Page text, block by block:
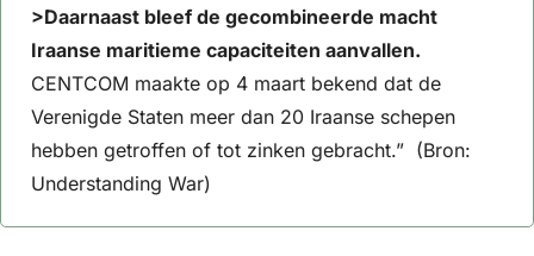
>Daarnaast bleef de gecombineerde macht
CENTCOM maakte op 4 maart bekend dat de
Verenigde Staten meer dan 20 Iraanse schepen
hebben getroffen of tot zinken gebracht.”  (Bron:
Understanding War)